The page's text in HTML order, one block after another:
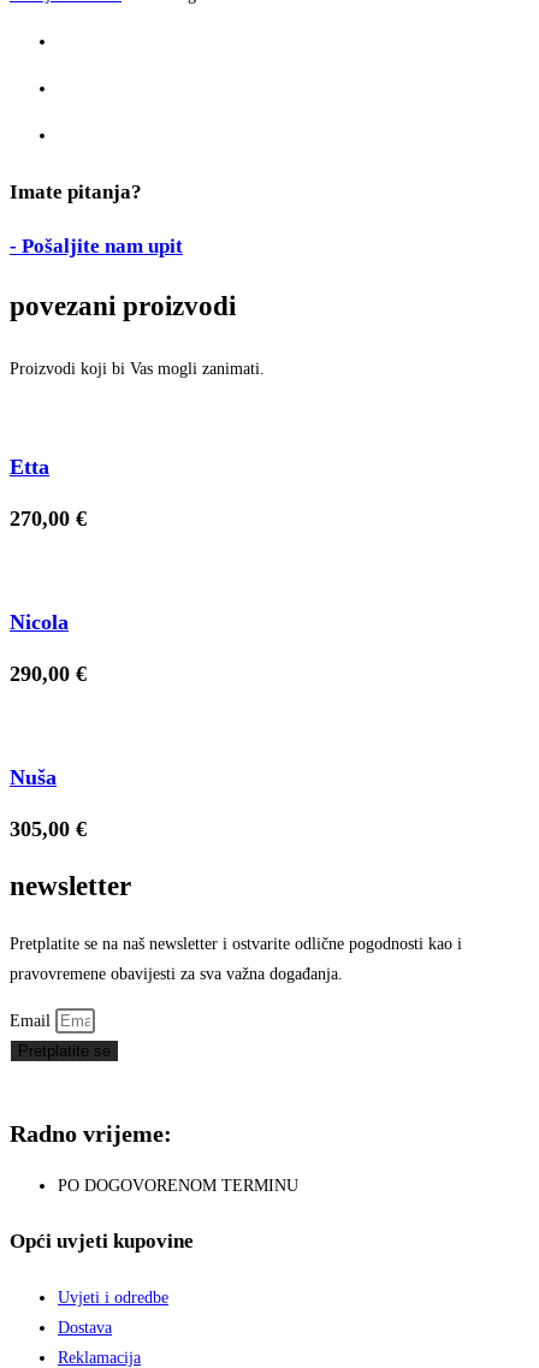
Imate pitanja?
- Pošaljite nam upit
povezani proizvodi
Proizvodi koji bi Vas mogli zanimati.
Etta
270,00 €
Nicola
290,00 €
Nuša
305,00 €
newsletter
Pretplatite se na naš newsletter i ostvarite odlične pogodnosti kao i
pravovremene obavijesti za sva važna događanja.
Email
Pretplatite se
Radno vrijeme:
PO DOGOVORENOM TERMINU
Opći uvjeti kupovine
Uvjeti i odredbe
Dostava
Reklamacija